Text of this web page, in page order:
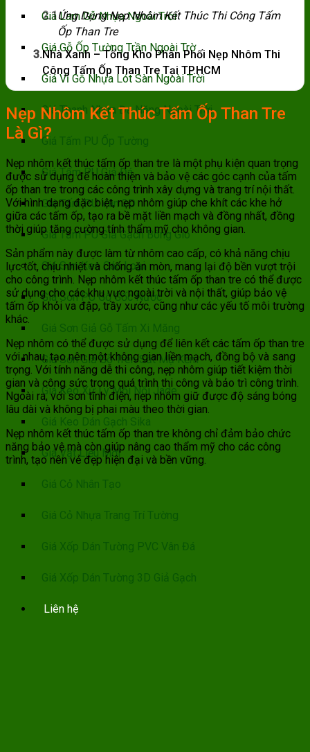
Giá Lam Gỗ Nhựa Ngoài Trời
Giá Gỗ Ốp Tường Trần Ngoài Trờ
Giá Vỉ Gỗ Nhựa Lót Sàn Ngoài Trời
Giá Thanh Nhựa Đa Năng Ngoài Trời
Giá Tấm PU Ốp Tường
Giá Tấm PU Giả Đá
Giá Tấm PU Vân 3D
Giá Tấm PU Giả Gạch Bông Gió
Giá Sơn Keo Các Loại
Giá Sơn PU Gỗ Gốc Nước
Giá Sơn Giả Gỗ Tấm Xi Măng
Giá Sơn Giả Gỗ Trên Sắt Mạ Kẽm
Giá Keo Xử Lý Mối Nối Jade
Giá Keo Dán Gạch Sika
Giá Vật Liệu Mới
Giá Cỏ Nhân Tạo
Giá Cỏ Nhựa Trang Trí Tường
Giá Xốp Dán Tường PVC Vân Đá
Giá Xốp Dán Tường 3D Giả Gạch
Liên hệ
2.1Ứng Dụng Nẹp Nhôm Kết Thúc Thi Công Tấm
Ốp Than Tre
3.Nhà Xanh – Tổng Kho Phân Phối Nẹp Nhôm Thi
Công Tấm Ốp Than Tre Tại TP.HCM
Nẹp Nhôm Kết Thúc Tấm Ốp Than Tre
Là Gì?
Nẹp nhôm kết thúc tấm ốp than tre là một phụ kiện quan trọng
được sử dụng để hoàn thiện và bảo vệ các góc cạnh của tấm
ốp than tre trong các công trình xây dựng và trang trí nội thất.
Với hình dạng đặc biệt, nẹp nhôm giúp che khít các khe hở
giữa các tấm ốp, tạo ra bề mặt liền mạch và đồng nhất, đồng
thời giúp tăng cường tính thẩm mỹ cho không gian.
Sản phẩm này được làm từ nhôm cao cấp, có khả năng chịu
lực tốt, chịu nhiệt và chống ăn mòn, mang lại độ bền vượt trội
cho công trình. Nẹp nhôm kết thúc tấm ốp than tre có thể được
sử dụng cho các khu vực ngoài trời và nội thất, giúp bảo vệ
tấm ốp khỏi va đập, trầy xước, cũng như các yếu tố môi trường
khác.
Nẹp nhôm có thể được sử dụng để liên kết các tấm ốp than tre
với nhau, tạo nên một không gian liền mạch, đồng bộ và sang
trọng. Với tính năng dễ thi công, nẹp nhôm giúp tiết kiệm thời
gian và công sức trong quá trình thi công và bảo trì công trình.
Ngoài ra, với sơn tĩnh điện, nẹp nhôm giữ được độ sáng bóng
lâu dài và không bị phai màu theo thời gian.
Nẹp nhôm kết thúc tấm ốp than tre không chỉ đảm bảo chức
năng bảo vệ mà còn giúp nâng cao thẩm mỹ cho các công
trình, tạo nên vẻ đẹp hiện đại và bền vững.